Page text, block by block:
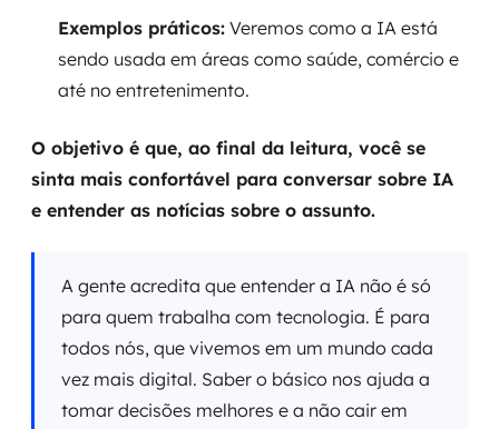
Exemplos práticos: Veremos como a IA está
sendo usada em áreas como saúde, comércio e
até no entretenimento.
O objetivo é que, ao final da leitura, você se
sinta mais confortável para conversar sobre IA
e entender as notícias sobre o assunto.
A gente acredita que entender a IA não é só
para quem trabalha com tecnologia. É para
todos nós, que vivemos em um mundo cada
vez mais digital. Saber o básico nos ajuda a
tomar decisões melhores e a não cair em